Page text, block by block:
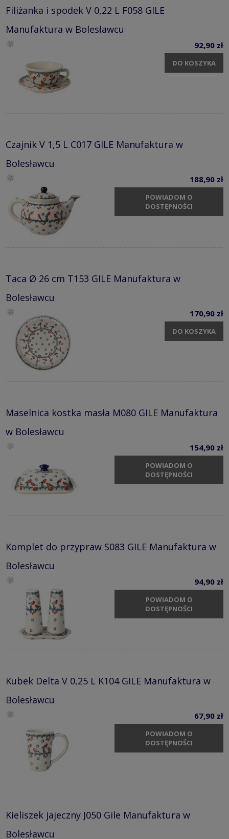
Filiżanka i spodek V 0,22 L F058 GILE
Manufaktura w Bolesławcu
92,90 zł
DO KOSZYKA
Czajnik V 1,5 L C017 GILE Manufaktura w
Bolesławcu
188,90 zł
POWIADOM O
DOSTĘPNOŚCI
Taca Ø 26 cm T153 GILE Manufaktura w
Bolesławcu
170,90 zł
DO KOSZYKA
Maselnica kostka masła M080 GILE Manufaktura
w Bolesławcu
154,90 zł
POWIADOM O
DOSTĘPNOŚCI
Komplet do przypraw S083 GILE Manufaktura w
Bolesławcu
94,90 zł
POWIADOM O
DOSTĘPNOŚCI
Kubek Delta V 0,25 L K104 GILE Manufaktura w
Bolesławcu
67,90 zł
POWIADOM O
DOSTĘPNOŚCI
Kieliszek jajeczny J050 Gile Manufaktura w
Bolesławcu